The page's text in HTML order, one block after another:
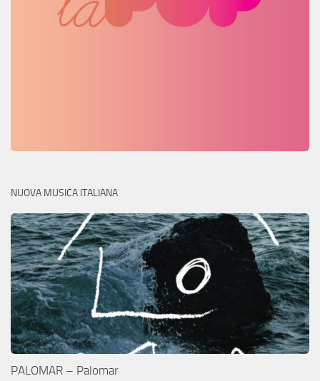
NUOVA MUSICA ITALIANA
PALOMAR – Palomar